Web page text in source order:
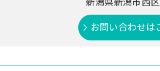
お問い合わせは